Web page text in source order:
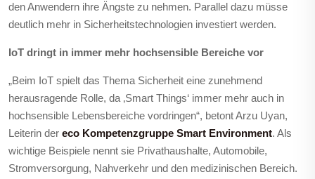
den Anwendern ihre Ängste zu nehmen. Parallel dazu müsse
deutlich mehr in Sicherheitstechnologien investiert werden.
IoT dringt in immer mehr hochsensible Bereiche vor
„Beim IoT spielt das Thema Sicherheit eine zunehmend
herausragende Rolle, da ‚Smart Things‘ immer mehr auch in
hochsensible Lebensbereiche vordringen“, betont Arzu Uyan,
Leiterin der eco Kompetenzgruppe Smart Environment. Als
wichtige Beispiele nennt sie Privathaushalte, Automobile,
Stromversorgung, Nahverkehr und den medizinischen Bereich.